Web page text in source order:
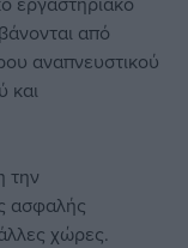
από
αναπνευστικού
και
την
ασφαλής
χώρες.